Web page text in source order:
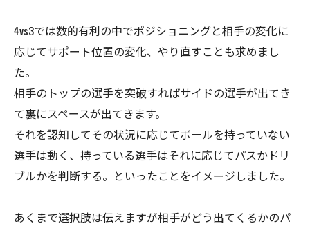
4vs3では数的有利の中でポジショニングと相手の変化に
応じてサポート位置の変化、やり直すことも求めまし
た。
相手のトップの選手を突破すればサイドの選手が出てき
て裏にスペースが出てきます。
それを認知してその状況に応じてボールを持っていない
選手は動く、持っている選手はそれに応じてパスかドリ
ブルかを判断する。といったことをイメージしました。
あくまで選択肢は伝えますが相手がどう出てくるかのパ